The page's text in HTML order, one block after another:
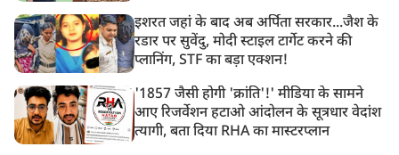
इशरत जहां के बाद अब अर्पिता सरकार...जैश के
रडार पर सुवेंदु, मोदी स्टाइल टार्गेट करने की
प्लानिंग, STF का बड़ा एक्शन!
'1857 जैसी होगी 'क्रांति'!' मीडिया के सामने
आए रिजर्वेशन हटाओ आंदोलन के सूत्रधार वेदांश
त्यागी, बता दिया RHA का मास्टरप्लान